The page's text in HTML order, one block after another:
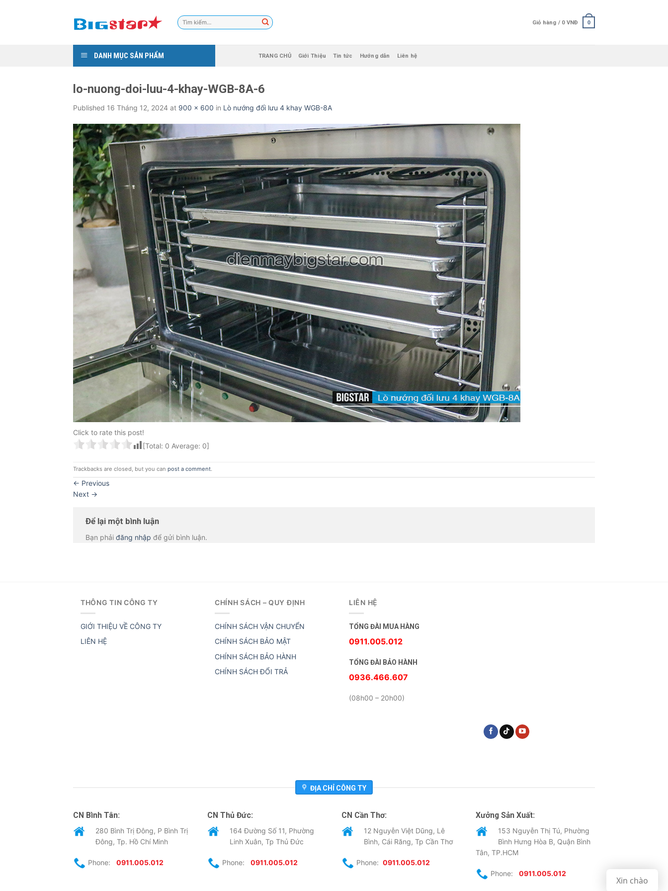
Tìm
kiếm:
Giỏ hàng / 0 VNĐ 0
DANH MỤC SẢN PHẨM TRANG CHỦ Giới Thiệu Tin tức Hướng dẫn Liên hệ
lo-nuong-doi-luu-4-khay-WGB-8A-6
Published 16 Tháng 12, 2024 at 900 × 600 in Lò nướng đối lưu 4 khay WGB-8A
Click to rate this post!
[Total: 0 Average: 0]
Trackbacks are closed, but you can post a comment.
← Previous
Next →
Để lại một bình luận
Bạn phải đăng nhập để gửi bình luận.
THÔNG TIN CÔNG TY
GIỚI THIỆU VỀ CÔNG TY
LIÊN HỆ
CHÍNH SÁCH – QUY ĐỊNH
CHÍNH SÁCH VẬN CHUYỂN
CHÍNH SÁCH BẢO MẬT
CHÍNH SÁCH BẢO HÀNH
CHÍNH SÁCH ĐỔI TRẢ
LIÊN HỆ
TỔNG ĐÀI MUA HÀNG
0911.005.012
TỔNG ĐÀI BẢO HÀNH
0936.466.607
(08h00 – 20h00)
ĐỊA CHỈ CÔNG TY
CN Bình Tân:
280 Bình Trị Đông, P Bình Trị
Đông, Tp. Hồ Chí Minh
Phone: 0911.005.012
CN Thủ Đức:
164 Đường Số 11, Phường
Linh Xuân, Tp Thủ Đức
Phone: 0911.005.012
CN Cần Thơ:
12 Nguyễn Việt Dũng, Lê
Bình, Cái Răng, Tp Cần Thơ
Phone: 0911.005.012
Xưởng Sản Xuất:
153 Nguyễn Thị Tú, Phường
Bình Hưng Hòa B, Quận Bình
Tân, TP.HCM
Phone: 0911.005.012
Xin chào